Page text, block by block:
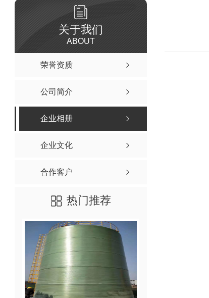
关于我们
ABOUT
荣誉资质
公司简介
企业相册
企业文化
合作客户
热门推荐